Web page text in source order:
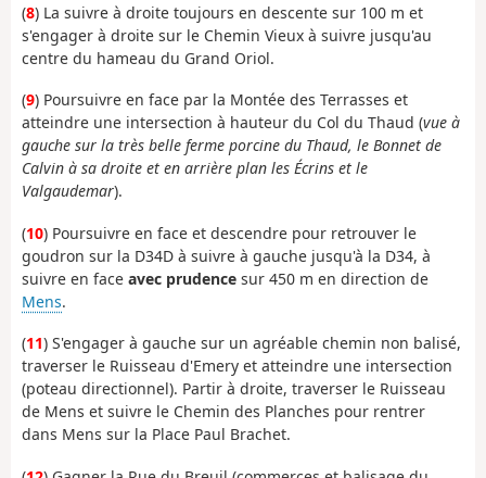
(8) La suivre à droite toujours en descente sur 100 m et
s'engager à droite sur le Chemin Vieux à suivre jusqu'au
centre du hameau du Grand Oriol.
(9) Poursuivre en face par la Montée des Terrasses et
atteindre une intersection à hauteur du Col du Thaud (vue à
gauche sur la très belle ferme porcine du Thaud, le Bonnet de
Calvin à sa droite et en arrière plan les Écrins et le
Valgaudemar).
(10) Poursuivre en face et descendre pour retrouver le
goudron sur la D34D à suivre à gauche jusqu'à la D34, à
suivre en face avec prudence sur 450 m en direction de
Mens.
(11) S'engager à gauche sur un agréable chemin non balisé,
traverser le Ruisseau d'Emery et atteindre une intersection
(poteau directionnel). Partir à droite, traverser le Ruisseau
de Mens et suivre le Chemin des Planches pour rentrer
dans Mens sur la Place Paul Brachet.